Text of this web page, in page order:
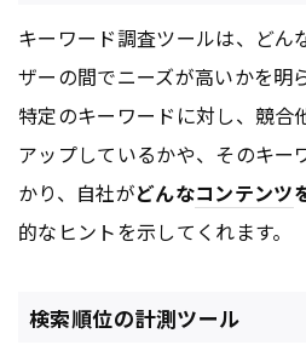
キーワード調査ツールは、どん
ザーの間でニーズが高いかを明
特定のキーワードに対し、競合
アップしているかや、そのキー
かり、自社がどんなコンテンツ
的なヒントを示してくれます。
検索順位の計測ツール